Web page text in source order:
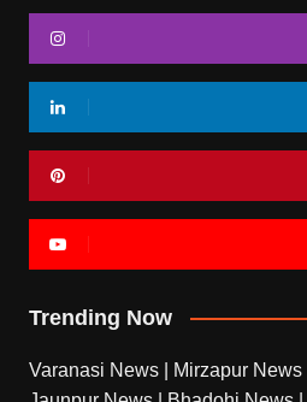
Trending Now
Varanasi News Mirzapur News